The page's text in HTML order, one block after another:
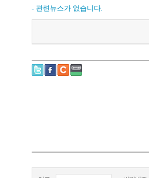
- 관련뉴스가 없습니다.